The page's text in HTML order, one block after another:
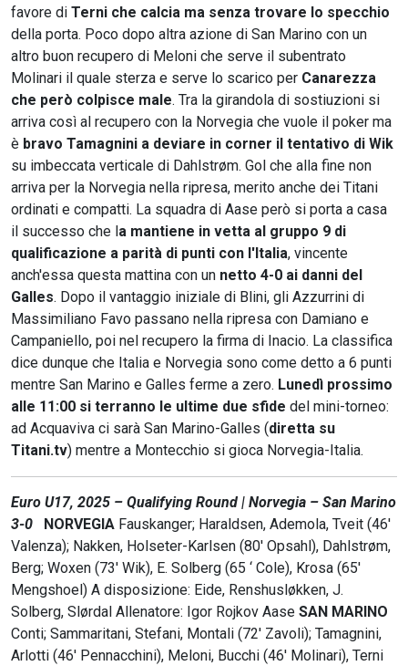
favore di Terni che calcia ma senza trovare lo specchio
della porta. Poco dopo altra azione di San Marino con un
altro buon recupero di Meloni che serve il subentrato
Molinari il quale sterza e serve lo scarico per Canarezza
che però colpisce male. Tra la girandola di sostiuzioni si
arriva così al recupero con la Norvegia che vuole il poker ma
è bravo Tamagnini a deviare in corner il tentativo di Wik
su imbeccata verticale di Dahlstrøm. Gol che alla fine non
arriva per la Norvegia nella ripresa, merito anche dei Titani
ordinati e compatti. La squadra di Aase però si porta a casa
il successo che la mantiene in vetta al gruppo 9 di
qualificazione a parità di punti con l'Italia, vincente
anch'essa questa mattina con un netto 4-0 ai danni del
Galles. Dopo il vantaggio iniziale di Blini, gli Azzurrini di
Massimiliano Favo passano nella ripresa con Damiano e
Campaniello, poi nel recupero la firma di Inacio. La classifica
dice dunque che Italia e Norvegia sono come detto a 6 punti
mentre San Marino e Galles ferme a zero. Lunedì prossimo
alle 11:00 si terranno le ultime due sfide del mini-torneo:
ad Acquaviva ci sarà San Marino-Galles (diretta su
Titani.tv) mentre a Montecchio si gioca Norvegia-Italia.
Euro U17, 2025 – Qualifying Round | Norvegia – San Marino
3-0
NORVEGIA Fauskanger; Haraldsen, Ademola, Tveit (46'
Valenza); Nakken, Holseter-Karlsen (80' Opsahl), Dahlstrøm,
Berg; Woxen (73' Wik), E. Solberg (65 ‘ Cole), Krosa (65'
Mengshoel) A disposizione: Eide, Renshusløkken, J.
Solberg, Slørdal Allenatore: Igor Rojkov Aase SAN MARINO
Conti; Sammaritani, Stefani, Montali (72' Zavoli); Tamagnini,
Arlotti (46' Pennacchini), Meloni, Bucchi (46' Molinari), Terni